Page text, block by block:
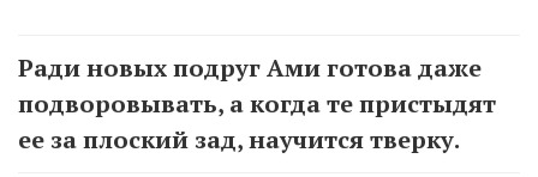
Ради новых подруг Ами готова даже
подворовывать, а когда те пристыдят
ее за плоский зад, научится тверку.